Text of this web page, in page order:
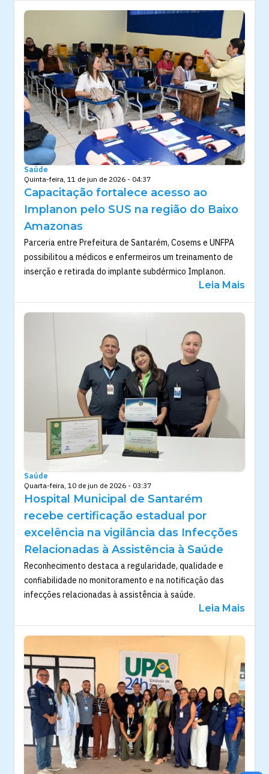
Saúde
Quinta-feira, 11 de jun de 2026 - 04:37
Capacitação fortalece acesso ao
Implanon pelo SUS na região do Baixo
Amazonas
Parceria entre Prefeitura de Santarém, Cosems e UNFPA
possibilitou a médicos e enfermeiros um treinamento de
inserção e retirada do implante subdérmico Implanon.
Leia Mais
Saúde
Quarta-feira, 10 de jun de 2026 - 03:37
Hospital Municipal de Santarém
recebe certificação estadual por
excelência na vigilância das Infecções
Relacionadas à Assistência à Saúde
Reconhecimento destaca a regularidade, qualidade e
confiabilidade no monitoramento e na notificação das
infecções relacionadas à assistência à saúde.
Leia Mais